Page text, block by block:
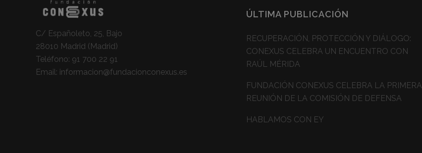
C/ Españoleto, 25, Bajo
28010 Madrid (Madrid)
Teléfono: 91 700 22 91
Email: informacion@fundacionconexus.es
ÚLTIMA PUBLICACIÓN
RECUPERACIÓN, PROTECCIÓN Y DIÁLOGO:
CONEXUS CELEBRA UN ENCUENTRO CON
RAÚL MÉRIDA
FUNDACIÓN CONEXUS CELEBRA LA PRIMERA
REUNIÓN DE LA COMISIÓN DE DEFENSA
HABLAMOS CON EY